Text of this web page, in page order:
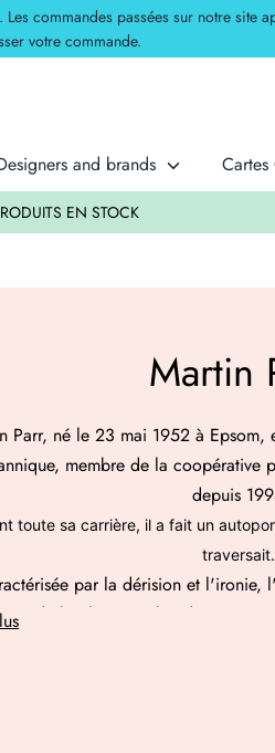
commandes passées sur notre site
votre commande.
and brands Cartes
for products in stock
Martin
Parr, né le 23 mai 1952 à Epsom,
membre de la coopérative
depuis
toute sa carrière, il a fait un
traversait.
par la dérision et
de la photographie